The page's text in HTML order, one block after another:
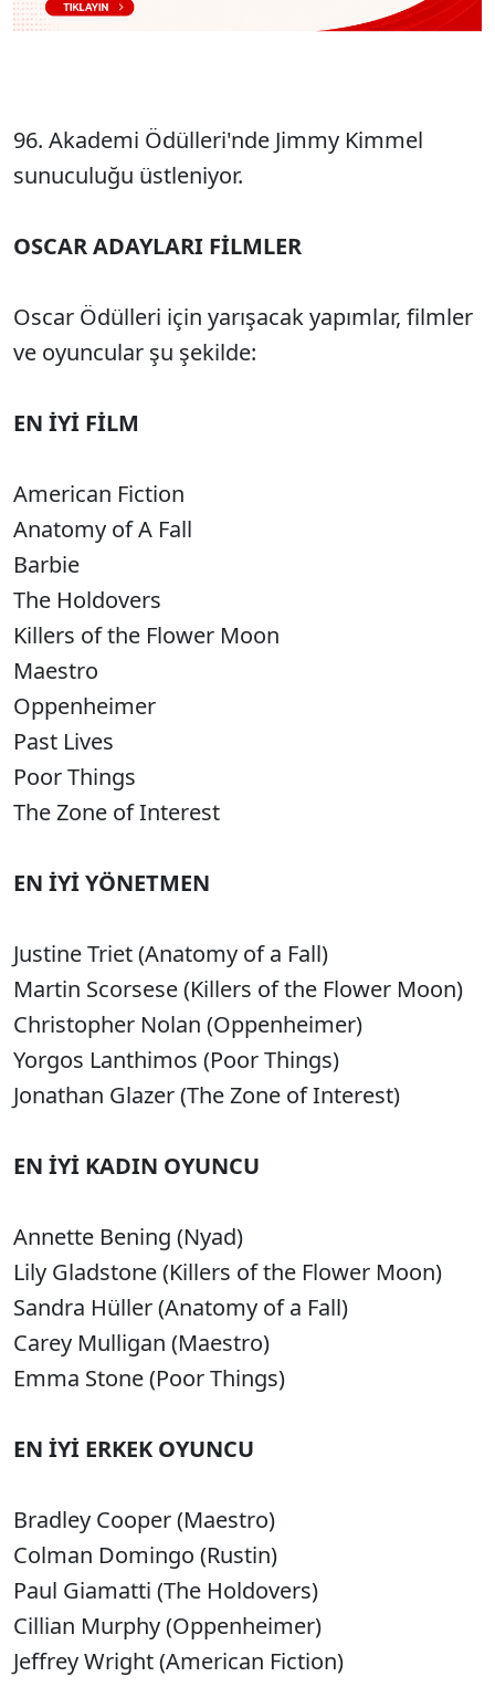
96. Akademi Ödülleri'nde Jimmy Kimmel
sunuculuğu üstleniyor.
OSCAR ADAYLARI FİLMLER
Oscar Ödülleri için yarışacak yapımlar, filmler
ve oyuncular şu şekilde:
EN İYİ FİLM
American Fiction
Anatomy of A Fall
Barbie
The Holdovers
Killers of the Flower Moon
Maestro
Oppenheimer
Past Lives
Poor Things
The Zone of Interest
EN İYİ YÖNETMEN
Justine Triet (Anatomy of a Fall)
Martin Scorsese (Killers of the Flower Moon)
Christopher Nolan (Oppenheimer)
Yorgos Lanthimos (Poor Things)
Jonathan Glazer (The Zone of Interest)
EN İYİ KADIN OYUNCU
Annette Bening (Nyad)
Lily Gladstone (Killers of the Flower Moon)
Sandra Hüller (Anatomy of a Fall)
Carey Mulligan (Maestro)
Emma Stone (Poor Things)
EN İYİ ERKEK OYUNCU
Bradley Cooper (Maestro)
Colman Domingo (Rustin)
Paul Giamatti (The Holdovers)
Cillian Murphy (Oppenheimer)
Jeffrey Wright (American Fiction)